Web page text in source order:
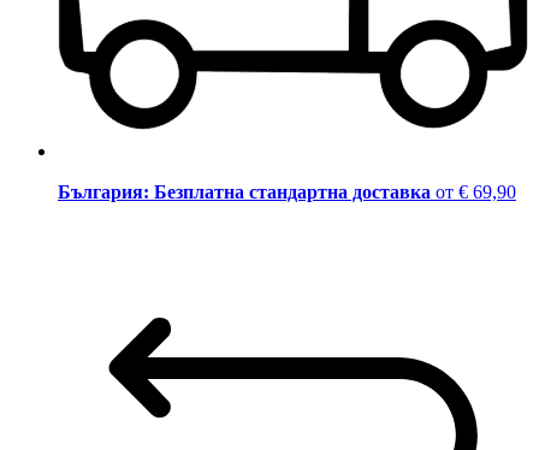
България: Безплатна стандартна доставка от € 69,90